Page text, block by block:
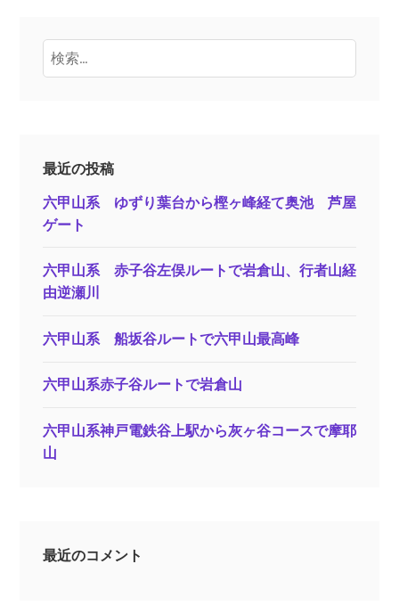
検
索:
最近の投稿
六甲山系 ゆずり葉台から樫ヶ峰経て奥池 芦屋
ゲート
六甲山系 赤子谷左俣ルートで岩倉山、行者山経
由逆瀬川
六甲山系 船坂谷ルートで六甲山最高峰
六甲山系赤子谷ルートで岩倉山
六甲山系神戸電鉄谷上駅から灰ヶ谷コースで摩耶
山
最近のコメント